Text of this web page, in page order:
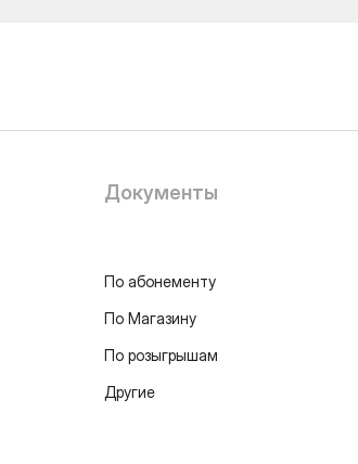
Документы
По абонементу
По Магазину
По розыгрышам
Другие